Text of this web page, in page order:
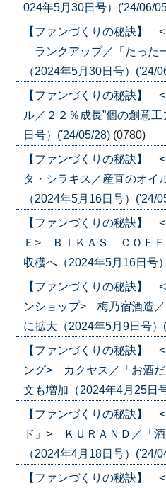
024年5月30日号）('24/06/
【ファンづくりの秘訣】
ランクアップ／「たった
（2024年5月30日号）('24/
【ファンづくりの秘訣】
ル／２２％成長”個の創意
日号）('24/05/28) (0780)
【ファンづくりの秘訣】
タ・シラキス／産直のオイ
（2024年5月16日号）('24/
【ファンづくりの秘訣】
Ｅ> ＢＩＫＡＳ ＣＯＦＦ
収穫へ（2024年5月16日号
【ファンづくりの秘訣】
ンショップ> 梅乃宿酒造
に拡大（2024年5月9日号）
【ファンづくりの秘訣】
ング> カクヤス／「お酒
文も増加（2024年4月25日
【ファンづくりの秘訣】
ド」> ＫＵＲＡＮＤ／「
（2024年4月18日号）('24/
【ファンづくりの秘訣】